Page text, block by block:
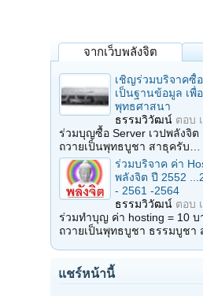
จากเว็บพลังจิต
เชิญร่วมบริจาคซื้
เป็นฐานข้อมูล เพื่
พุทธศาสนา
ธรรมวิวัฒน์ ตอบ
ร่วมบุญซื้อ Server เวปพลังจิต
ถวายเป็นพุทธบูชา สาธุครับ…
ร่วมบริจาค ค่า
พลังจิต ปี 2552
- 2561 -2564
ธรรมวิวัฒน์ ตอบ
ร่วมทำบุญ ค่า hosting = 10 บ
ถวายเป็นพุทธบูชา ธรรมบูชา
แชร์หน้านี้